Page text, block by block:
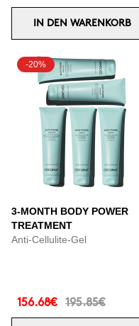
IN DEN WARENKORB
-20%
3-MONTH BODY POWER
TREATMENT
Anti-Cellulite-Gel
156.68€ 195.85€